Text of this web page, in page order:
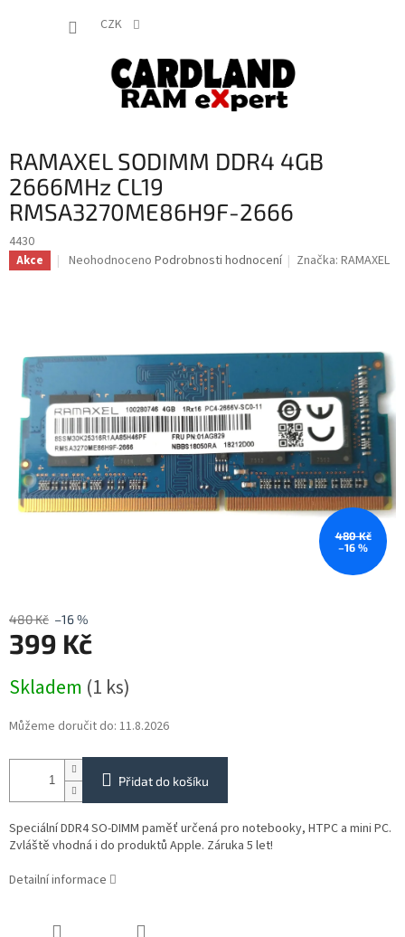
CZK
RAMAXEL SODIMM DDR4 4GB
2666MHz CL19
RMSA3270ME86H9F-2666
4430
Akce
Průměrné
5
Neohodnoceno Podrobnosti hodnocení Značka:RAMAXEL
480 Kč
–16 %
480 Kč –16 %
399 Kč
cena:
Skladem (1 ks)
Můžeme doručit do: 11.8.2026
Přidat do košíku
Speciální DDR4 SO-DIMM paměť určená pro notebooky, HTPC a mini PC.
Zvláště vhodná i do produktů Apple. Záruka 5 let!
Detailní informace